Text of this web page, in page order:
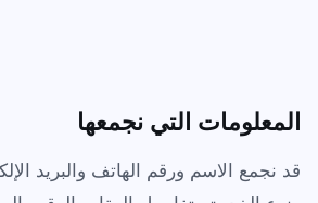
Cleaning
المعلومات التي نجمعها
قد نجمع الاسم ورقم الهاتف والبريد